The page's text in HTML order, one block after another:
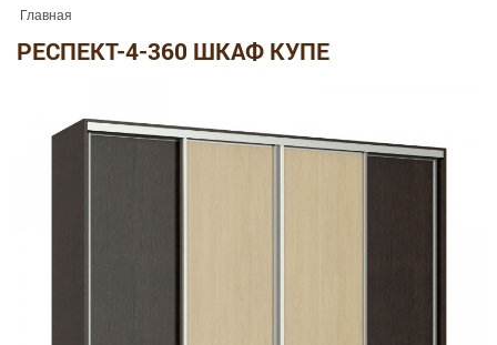
Главная
РЕСПЕКТ-4-360 ШКАФ КУПЕ